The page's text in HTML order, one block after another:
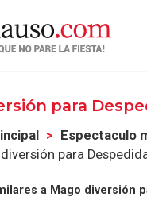
para
Espectaculo
para
a Mago diversión